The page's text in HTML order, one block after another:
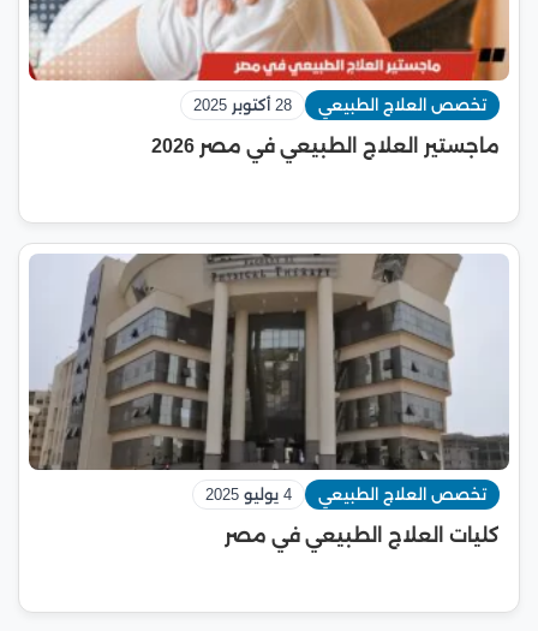
تخصص العلاج الطبيعي 28 أكتوبر 2025
ماجستير العلاج الطبيعي في مصر 2026
تخصص العلاج الطبيعي 4 يوليو 2025
كليات العلاج الطبيعي في مصر